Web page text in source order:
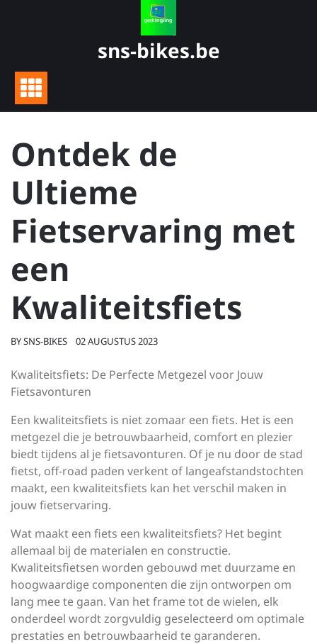
sns-bikes.be
Ontdek de
Ultieme
Fietservaring met
een
Kwaliteitsfiets
BYSNS-BIKES 02 AUGUSTUS 2023
Kwaliteitsfiets: De Perfecte Metgezel voor Jouw
Fietsavonturen
Een kwaliteitsfiets is niet zomaar een fiets. Het is een
metgezel die je betrouwbaarheid, comfort en plezier
biedt tijdens al je fietsavonturen. Of je nu door de stad
fietst, off-road paden verkent of langeafstandstochten
maakt, een kwaliteitsfiets kan het verschil maken in
jouw fietservaring.
Wat maakt een fiets een kwaliteitsfiets? Het begint
allemaal bij de materialen en constructie.
Kwaliteitsfietsen worden gebouwd met duurzame en
hoogwaardige componenten die zijn ontworpen om
lang mee te gaan. Van het frame tot de wielen, elk
onderdeel wordt zorgvuldig geselecteerd om optimale
prestaties en betrouwbaarheid te garanderen.